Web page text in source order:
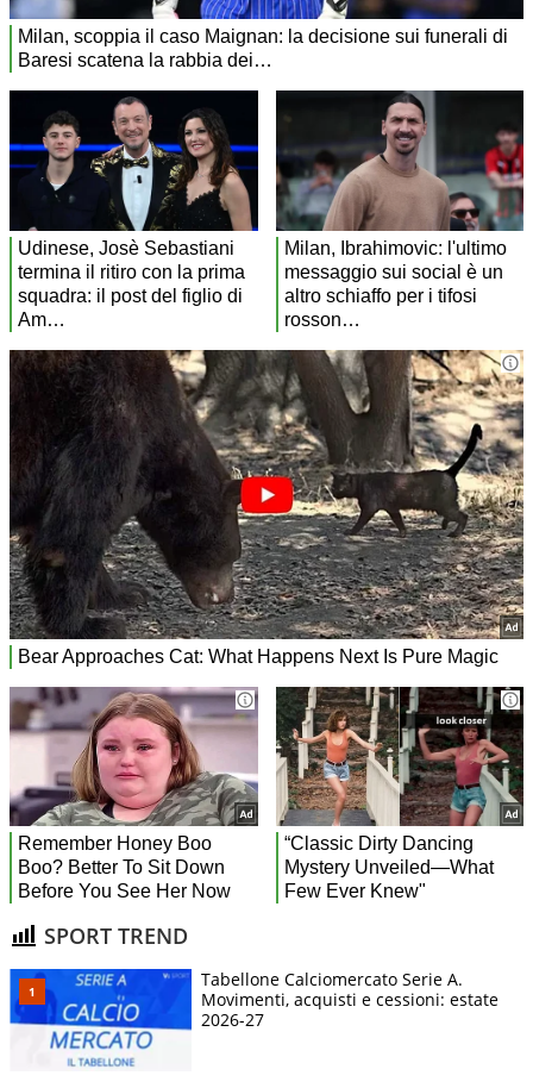
SPORT TREND
Tabellone Calciomercato Serie A.
Movimenti, acquisti e cessioni: estate
2026-27